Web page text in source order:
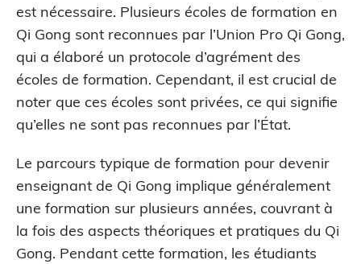
est nécessaire. Plusieurs écoles de formation en
Qi Gong sont reconnues par l’Union Pro Qi Gong,
qui a élaboré un protocole d’agrément des
écoles de formation. Cependant, il est crucial de
noter que ces écoles sont privées, ce qui signifie
qu’elles ne sont pas reconnues par l’État.
Le parcours typique de formation pour devenir
enseignant de Qi Gong implique généralement
une formation sur plusieurs années, couvrant à
la fois des aspects théoriques et pratiques du Qi
Gong. Pendant cette formation, les étudiants